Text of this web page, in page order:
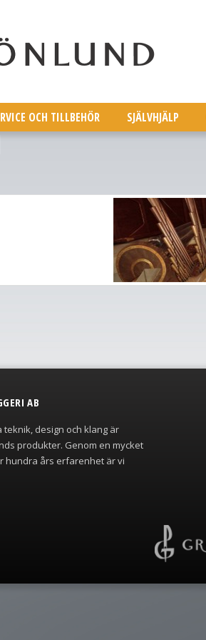
OCH TILLBEHÖR SJÄLVHJÄLP
AB
design och klang är
produkter. Genom en mycket
hundra års erfarenhet är vi